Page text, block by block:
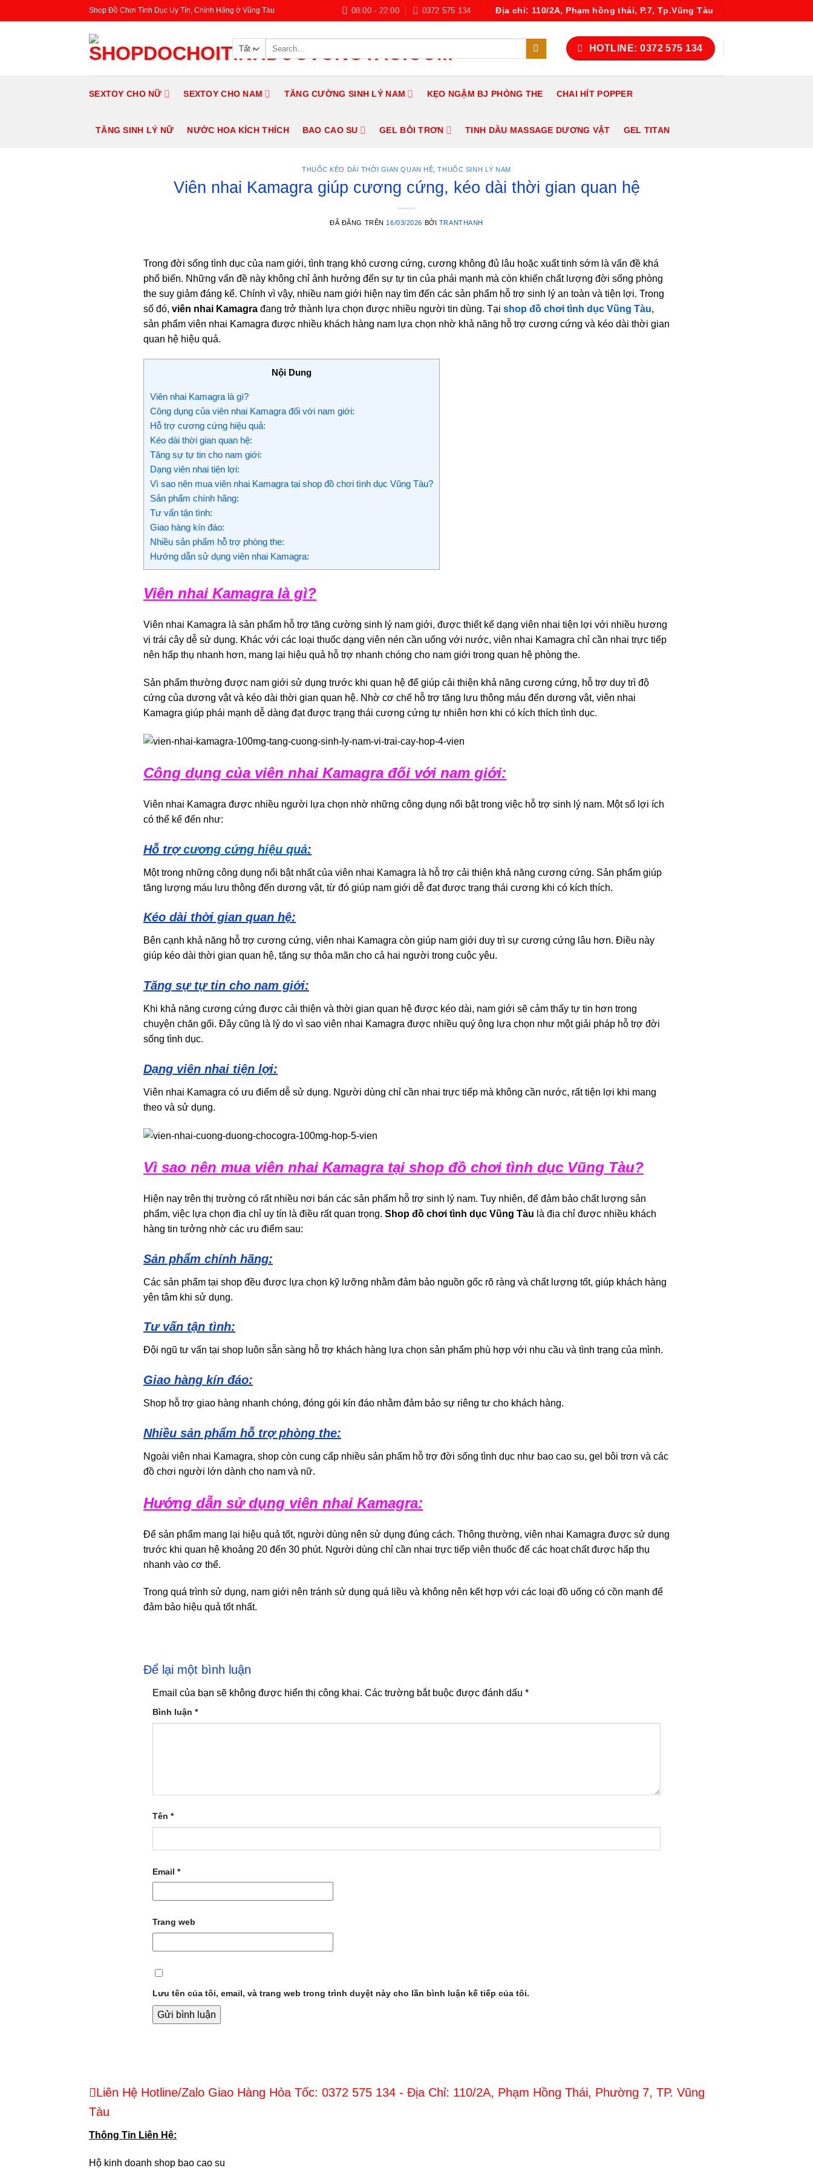
đến
Shop Đồ Chơi Tình Dục Uy Tín, Chính Hãng ở Vũng Tàu 08:00 - 22:00 0372 575 134 Địa chỉ: 110/2A, Phạm hồng thái, P.7, Tp.Vũng Tàu
HOTLINE: 0372 575 134
SEXTOY CHO NỮ SEXTOY CHO NAM TĂNG CƯỜNG SINH LÝ NAM KẸO NGẬM BJ PHÒNG THE CHAI HÍT POPPER
TĂNG SINH LÝ NỮ NƯỚC HOA KÍCH THÍCH BAO CAO SU GEL BÔI TRƠN TINH DẦU MASSAGE DƯƠNG VẬT GEL TITAN
THUỐC KÉO DÀI THỜI GIAN QUAN HỆ ,THUỐC SINH LÝ NAM
Viên nhai Kamagra giúp cương cứng, kéo dài thời gian quan hệ
ĐÃ ĐĂNG TRÊN 16/03/2026 BỞI TRANTHANH
Trong đời sống tình dục của nam giới, tình trạng khó cương cứng, cương không đủ lâu hoặc xuất tinh sớm là vấn đề khá
phổ biến. Những vấn đề này không chỉ ảnh hưởng đến sự tự tin của phái mạnh mà còn khiến chất lượng đời sống phòng
the suy giảm đáng kể. Chính vì vậy, nhiều nam giới hiện nay tìm đến các sản phẩm hỗ trợ sinh lý an toàn và tiện lợi. Trong
số đó, viên nhai Kamagra đang trở thành lựa chọn được nhiều người tin dùng. Tại shop đồ chơi tình dục Vũng Tàu,
sản phẩm viên nhai Kamagra được nhiều khách hàng nam lựa chọn nhờ khả năng hỗ trợ cương cứng và kéo dài thời gian
quan hệ hiệu quả.
Nội Dung
Viên nhai Kamagra là gì?
Công dụng của viên nhai Kamagra đối với nam giới:
Hỗ trợ cương cứng hiệu quả:
Kéo dài thời gian quan hệ:
Tăng sự tự tin cho nam giới:
Dạng viên nhai tiện lợi:
Vì sao nên mua viên nhai Kamagra tại shop đồ chơi tình dục Vũng Tàu?
Sản phẩm chính hãng:
Tư vấn tận tình:
Giao hàng kín đáo:
Nhiều sản phẩm hỗ trợ phòng the:
Hướng dẫn sử dụng viên nhai Kamagra:
Viên nhai Kamagra là gì?
Viên nhai Kamagra là sản phẩm hỗ trợ tăng cường sinh lý nam giới, được thiết kế dạng viên nhai tiện lợi với nhiều hương
vị trái cây dễ sử dụng. Khác với các loại thuốc dạng viên nén cần uống với nước, viên nhai Kamagra chỉ cần nhai trực tiếp
nên hấp thụ nhanh hơn, mang lại hiệu quả hỗ trợ nhanh chóng cho nam giới trong quan hệ phòng the.
Sản phẩm thường được nam giới sử dụng trước khi quan hệ để giúp cải thiện khả năng cương cứng, hỗ trợ duy trì độ
cứng của dương vật và kéo dài thời gian quan hệ. Nhờ cơ chế hỗ trợ tăng lưu thông máu đến dương vật, viên nhai
Kamagra giúp phái mạnh dễ dàng đạt được trạng thái cương cứng tự nhiên hơn khi có kích thích tình dục.
Công dụng của viên nhai Kamagra đối với nam giới:
Viên nhai Kamagra được nhiều người lựa chọn nhờ những công dụng nổi bật trong việc hỗ trợ sinh lý nam. Một số lợi ích
có thể kể đến như:
Hỗ trợcương cứng hiệu quả:
Một trong những công dụng nổi bật nhất của viên nhai Kamagra là hỗ trợ cải thiện khả năng cương cứng. Sản phẩm giúp
tăng lượng máu lưu thông đến dương vật, từ đó giúp nam giới dễ đạt được trạng thái cương khi có kích thích.
Kéo dài thời gian quan hệ:
Bên cạnh khả năng hỗ trợ cương cứng, viên nhai Kamagra còn giúp nam giới duy trì sự cương cứng lâu hơn. Điều này
giúp kéo dài thời gian quan hệ, tăng sự thỏa mãn cho cả hai người trong cuộc yêu.
Tăng sự tự tin cho nam giới:
Khi khả năng cương cứng được cải thiện và thời gian quan hệ được kéo dài, nam giới sẽ cảm thấy tự tin hơn trong
chuyện chăn gối. Đây cũng là lý do vì sao viên nhai Kamagra được nhiều quý ông lựa chọn như một giải pháp hỗ trợ đời
sống tình dục.
Dạng viên nhai tiện lợi:
Viên nhai Kamagra có ưu điểm dễ sử dụng. Người dùng chỉ cần nhai trực tiếp mà không cần nước, rất tiện lợi khi mang
theo và sử dụng.
Vì sao nên mua viên nhai Kamagra tại shop đồ chơi tình dục Vũng Tàu?
Hiện nay trên thị trường có rất nhiều nơi bán các sản phẩm hỗ trợ sinh lý nam. Tuy nhiên, để đảm bảo chất lượng sản
phẩm, việc lựa chọn địa chỉ uy tín là điều rất quan trọng. Shop đồ chơi tình dục Vũng Tàu là địa chỉ được nhiều khách
hàng tin tưởng nhờ các ưu điểm sau:
Sản phẩm chính hãng:
Các sản phẩm tại shop đều được lựa chọn kỹ lưỡng nhằm đảm bảo nguồn gốc rõ ràng và chất lượng tốt, giúp khách hàng
yên tâm khi sử dụng.
Tư vấn tận tình:
Đội ngũ tư vấn tại shop luôn sẵn sàng hỗ trợ khách hàng lựa chọn sản phẩm phù hợp với nhu cầu và tình trạng của mình.
Giao hàng kín đáo:
Shop hỗ trợ giao hàng nhanh chóng, đóng gói kín đáo nhằm đảm bảo sự riêng tư cho khách hàng.
Nhiều sản phẩm hỗ trợ phòng the:
Ngoài viên nhai Kamagra, shop còn cung cấp nhiều sản phẩm hỗ trợ đời sống tình dục như bao cao su, gel bôi trơn và các
đồ chơi người lớn dành cho nam và nữ.
Hướng dẫn sử dụng viên nhai Kamagra:
Để sản phẩm mang lại hiệu quả tốt, người dùng nên sử dụng đúng cách. Thông thường, viên nhai Kamagra được sử dụng
trước khi quan hệ khoảng 20 đến 30 phút. Người dùng chỉ cần nhai trực tiếp viên thuốc để các hoạt chất được hấp thụ
nhanh vào cơ thể.
Trong quá trình sử dụng, nam giới nên tránh sử dụng quá liều và không nên kết hợp với các loại đồ uống có cồn mạnh để
đảm bảo hiệu quả tốt nhất.
Để lại một bình luận
Email của bạn sẽ không được hiển thị công khai. Các trường bắt buộc được đánh dấu *
Bình luận *
Tên *
Email *
Trang web
Lưu tên của tôi, email, và trang web trong trình duyệt này cho lần bình luận kế tiếp của tôi.
Liên Hệ Hotline/Zalo Giao Hàng Hỏa Tốc: 0372 575 134 - Địa Chỉ: 110/2A, Phạm Hồng Thái, Phường 7, TP. Vũng
Tàu
Thông Tin Liên Hệ:
Hộ kinh doanh shop bao cao su